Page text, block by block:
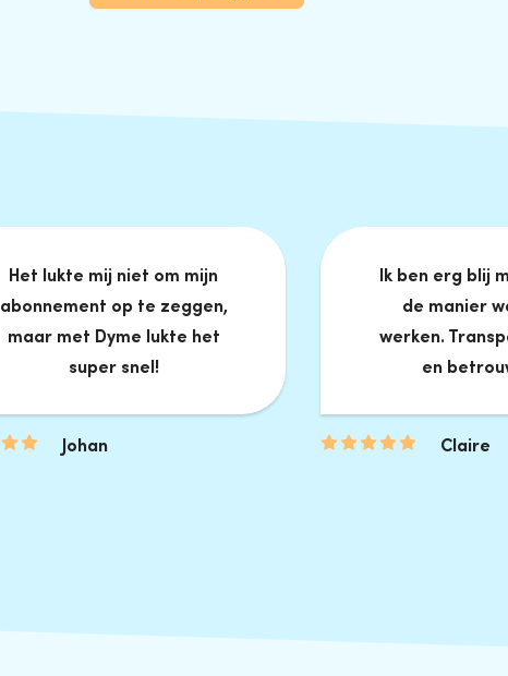
Het lukte mij niet om mijn
abonnement op te zeggen,
maar met Dyme lukte het
super snel!
Johan
Ik ben erg blij
de manier
werken.
en
Claire